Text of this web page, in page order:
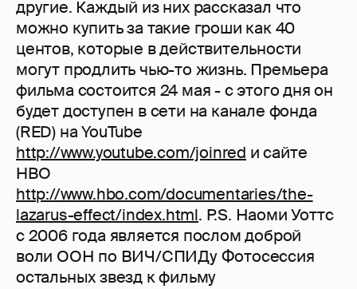
другие. Каждый из них рассказал что
можно купить за такие гроши как 40
центов, которые в действительности
могут продлить чью-то жизнь. Премьера
фильма состоится 24 мая - с этого дня он
будет доступен в сети на канале фонда
(RED) на YouTube
http://www.youtube.com/joinred и сайте
HBO
http://www.hbo.com/documentaries/the-
lazarus-effect/index.html. P.S. Наоми Уоттс
с 2006 года является послом доброй
воли ООН по ВИЧ/СПИДу Фотосессия
остальных звезд к фильму